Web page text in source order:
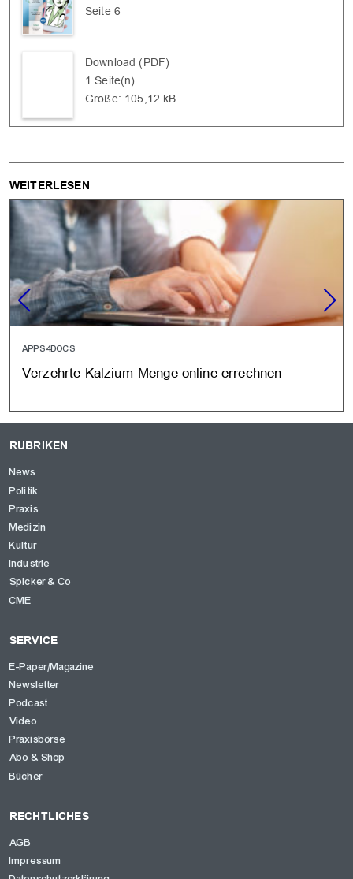
Seite 6
Download (PDF)
1 Seite(n)
Größe: 105,12 kB
WEITERLESEN
APPS4DOCS
Verzehrte Kalzium-Menge online errechnen
RUBRIKEN
News
Politik
Praxis
Medizin
Kultur
Industrie
Spicker & Co
CME
SERVICE
E-Paper/Magazine
Newsletter
Podcast
Video
Praxisbörse
Abo & Shop
Bücher
RECHTLICHES
AGB
Impressum